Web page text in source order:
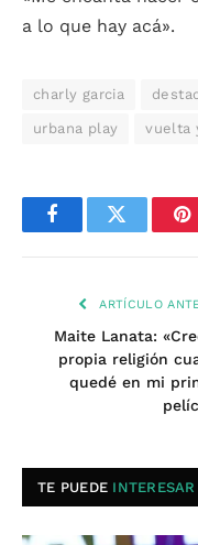
a lo que hay acá».
charly garcia
urbana play vuelta
FacebookTwitter
ARTÍCULO
Maite Lanata:
propia religión
quedé en mi
TE PUEDE INTERESAR